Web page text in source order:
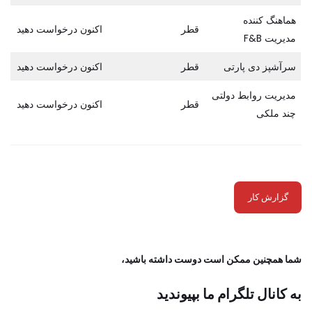
هماهنگ کننده
مدیریت F&B
قطر اکنون درخواست دهید
سرآشپز دی پارتی قطر اکنون درخواست دهید
مدیریت روابط دولتی
چند ملکی
قطر اکنون درخواست دهید
گزارش کار
شما همچنین ممکن است دوست داشته باشید،
به کانال تلگرام ما بپیوندید